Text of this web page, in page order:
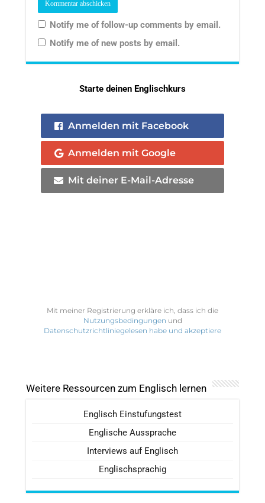
Notify me of follow-up comments by email.
Notify me of new posts by email.
Starte deinen Englischkurs
Anmelden mit Facebook
Anmelden mit Google
Mit deiner E-Mail-Adresse
Mit meiner Registrierung erkläre ich, dass ich die
Nutzungsbedingungen und
Datenschutzrichtliniegelesen habe und akzeptiere
Weitere Ressourcen zum Englisch lernen
Englisch Einstufungstest
Englische Aussprache
Interviews auf Englisch
Englischsprachig